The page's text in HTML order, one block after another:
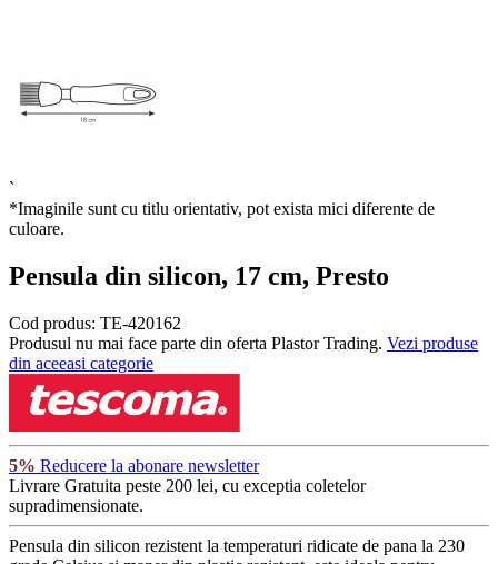
`
*Imaginile sunt cu titlu orientativ, pot exista mici diferente de
culoare.
Pensula din silicon, 17 cm, Presto
Cod produs: TE-420162
Produsul nu mai face parte din oferta Plastor Trading. Vezi produse
din aceeasi categorie
5% Reducere la abonare newsletter
Livrare Gratuita peste 200 lei, cu exceptia coletelor
supradimensionate.
Pensula din silicon rezistent la temperaturi ridicate de pana la 230